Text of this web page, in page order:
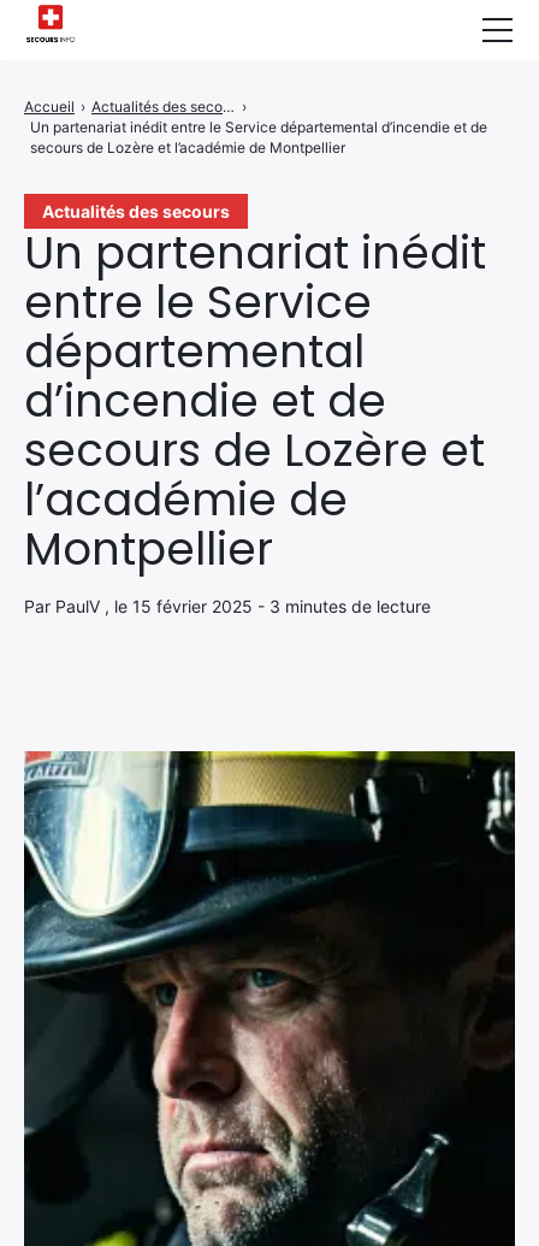
Actualités des secours
Un partenariat inédit
entre le Service
départemental
d’incendie et de
secours de Lozère et
l’académie de
Montpellier
Par PaulV , le 15 février 2025 - 3 minutes de lecture
Accueil › Actualités des secours ›
Un partenariat inédit entre le Service départemental d’incendie et de
secours de Lozère et l’académie de Montpellier
Infos & Conseils
Actualités des Secours
Santé & Bien-être
A propos de Nous
Contactez-nous
Politique de Confidentialité